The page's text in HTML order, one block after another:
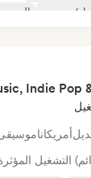
جيرسي الهيب
أمريكانا
التشغيل